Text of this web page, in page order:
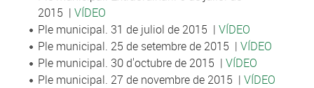
2015 | VÍDEO
Ple municipal. 31 de juliol de 2015 | VÍDEO
Ple municipal. 25 de setembre de 2015 | VÍDEO
Ple municipal. 30 d'octubre de 2015 | VÍDEO
Ple municipal. 27 de novembre de 2015 | VÍDEO